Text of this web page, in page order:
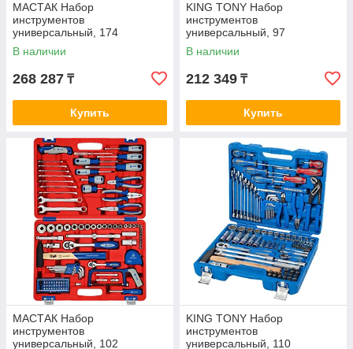
МАСТАК Набор
инструментов
универсальный, 174
предмета МАСТАК 01-174C
В наличии
268 287 ₸
Купить
KING TONY Набор
инструментов
универсальный, 97
предметов KING TONY
7598MR
В наличии
212 349 ₸
Купить
МАСТАК Набор
инструментов
универсальный, 102
KING TONY Набор
инструментов
универсальный, 110